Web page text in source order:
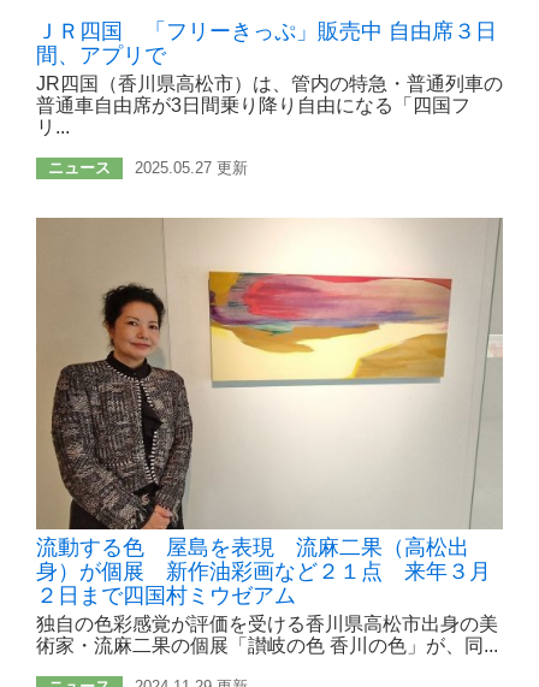
ＪＲ四国 「フリーきっぷ」販売中 自由席３日
間、アプリで
JR四国（香川県高松市）は、管内の特急・普通列車の
普通車自由席が3日間乗り降り自由になる「四国フ
リ...
ニュース 2025.05.27 更新
流動する色 屋島を表現 流麻二果（高松出
身）が個展 新作油彩画など２１点 来年３月
２日まで四国村ミウゼアム
独自の色彩感覚が評価を受ける香川県高松市出身の美
術家・流麻二果の個展「讃岐の色 香川の色」が、同...